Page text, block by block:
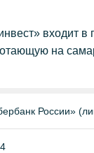
входит в
на
России»